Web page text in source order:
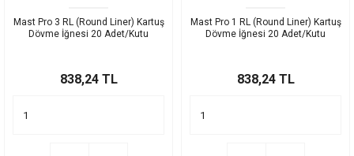
Mast Pro 3 RL (Round Liner) Kartuş
Dövme İğnesi 20 Adet/Kutu
838,24 TL
Mast Pro 1 RL (Round Liner) Kartuş
Dövme İğnesi 20 Adet/Kutu
838,24 TL